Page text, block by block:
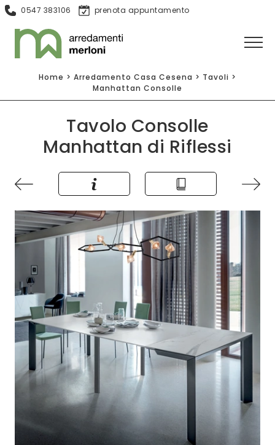
0547 383106 prenota appuntamento
Home > Arredamento Casa Cesena > Tavoli >
Manhattan Consolle
Tavolo Consolle
Manhattan di Riflessi